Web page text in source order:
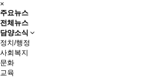
×
주요뉴스
전체뉴스
담양소식
정치/행정
사회복지
문화
교육